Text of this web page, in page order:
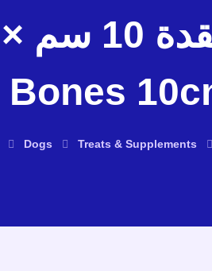
Dogs Treats & Supplements